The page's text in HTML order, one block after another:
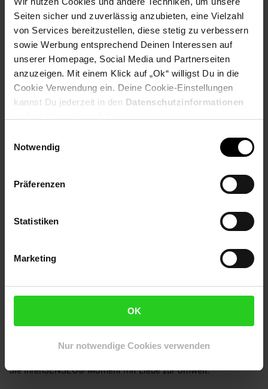
Seiten sicher und zuverlässig anzubieten, eine Vielzahl
von Services bereitzustellen, diese stetig zu verbessern
sowie Werbung entsprechend Deinen Interessen auf
unserer Homepage, Social Media und Partnerseiten
anzuzeigen. Mit einem Klick auf „Ok“ willigst Du in die
Cookie Verwendung ein. Deine Cookie-Einstellungen
kannst Du jederzeit in den Datenschutzinformationen
Notwendig
Präferenzen
Statistiken
Marketing
OK
Nur notwendige Cookies verwenden
schon wird Ihre nächste TasseSENSEO® zubereitet.
Crema Plus Technologie
Die Crema Plus Technologie sorgt für einebesonders feine und
samtige Crema-Schicht.Für jede Tasse SENSEO® Kaffee
Memo-Funktion
Genießen Sie Kaffee ganz nach IhremGeschmack, indem Sie
die ideale Intensitätund Menge Ihres Kaffee individualisieren
undabspeichern. So schmeckt jede TasseSENSEO®, wie Sie
Höhenverstellbarer Kaffeeauslauf aus Metall
Passen Sie die Position des Auslaufs an IhreLieblingstasse
an.
Diese Kaffeemaschine ist für die Zubereitungvon ein oder zwei
Tassen köstlichem SENSEO®Kaffee auf Knopfdruck
konzipiert.
Langlebigkeit, recycelte Materialien und eineautomatische
Sie IhrenSENSEO® Moment mit Liebe zur Umwelt.